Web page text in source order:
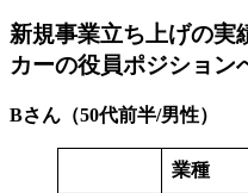
新規事業立ち上げの実
カーの役員ポジション
Bさん（50代前半/男性）
業種